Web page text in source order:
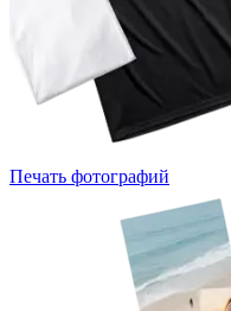
Печать фотографий